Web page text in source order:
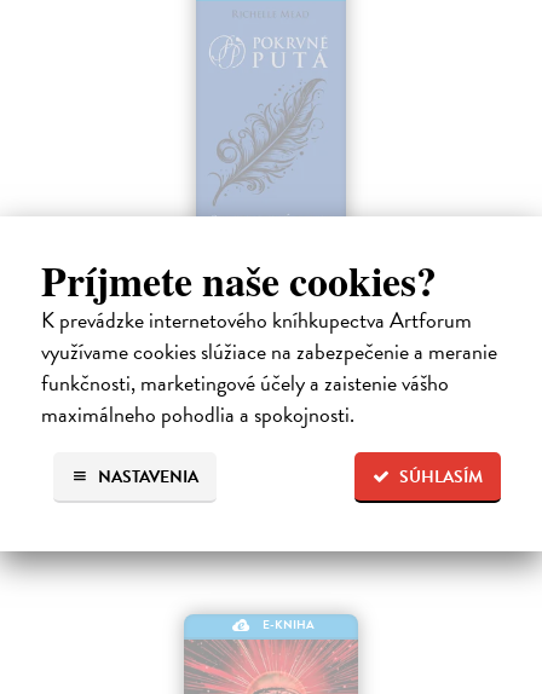
Príjmete naše cookies?
K prevádzke internetového kníhkupectva Artforum
využívame cookies slúžiace na zabezpečenie a meranie
funkčnosti, marketingové účely a zaistenie vášho
maximálneho pohodlia a spokojnosti.
SÚHLASÍM
NASTAVENIA
Strieborné tiene
Mead Richelle| Elektronická kniha
Piaty diel série Pokrvné putá, v ktorej upíri a alchymisti bojujú o lásku
aj šancu na prežitie. Sydney riskovala všetko, keď nasledovala inštinkt
a vykročila na veľmi tenký ľad, aby ukryla svoje city pred…
Na stiahnutie akoEPUB ,MOBIaPDF
E-KNIHA